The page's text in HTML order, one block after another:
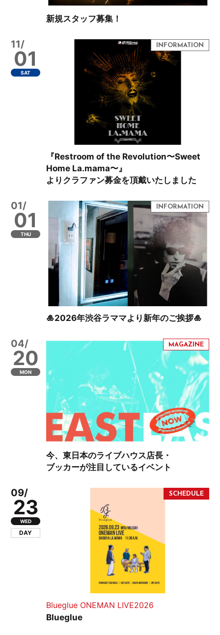
新規スタッフ募集！
11/
01
SAT
『Restroom of the Revolution〜Sweet
Home La.mama〜』
よりクラファン募金を頂戴いたしました
01/
01
THU
🎍2026年渋谷ラママより新年のご挨拶🎍
04/
20
MON
今、東日本のライブハウス店長・
ブッカーが注目しているイベント
09/
23
WED
DAY
Blueglue ONEMAN LIVE2026
Blueglue